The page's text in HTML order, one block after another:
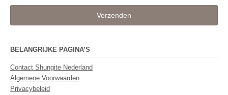
Verzenden
BELANGRIJKE PAGINA’S
Contact Shungite Nederland
Algemene Voorwaarden
Privacybeleid